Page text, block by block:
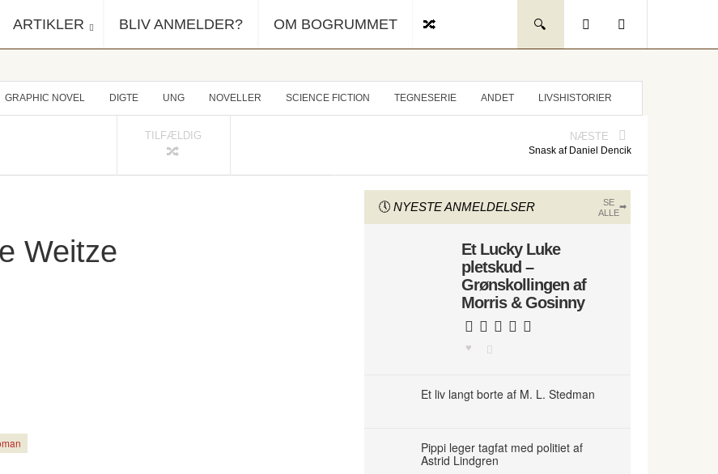
ARTIKLER BLIV ANMELDER? OM BOGRUMMET
GRAPHIC NOVEL DIGTE UNG NOVELLER SCIENCE FICTION TEGNESERIE ANDET LIVSHISTORIER
TILFÆLDIG NÆSTE
Snask af Daniel Dencik
Weitze
NYESTE ANMELDELSER
SE
ALLE
Et Lucky Luke
pletskud –
Grønskollingen af
Morris & Gosinny
Et liv langt borte af M. L. Stedman
Pippi leger tagfat med politiet af
Astrid Lindgren